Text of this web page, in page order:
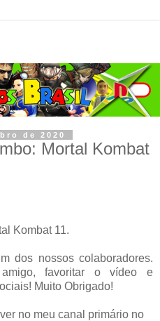
de 2020
Mortal Kombat
Kombat 11.
dos nossos colaboradores.
favoritar o vídeo e
Muito Obrigado!
no meu canal primário no